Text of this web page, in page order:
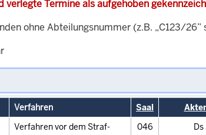
Termine als aufgehoben
ohne Abteilungsnummer (z.B. „C123/26”
Verfahren Saal
Verfahren vor dem Straf-
046